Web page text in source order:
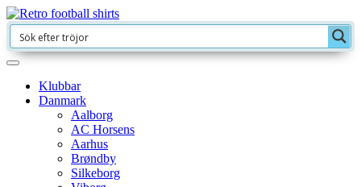
Klubbar
Danmark
Aalborg
AC Horsens
Aarhus
Brøndby
Silkeborg